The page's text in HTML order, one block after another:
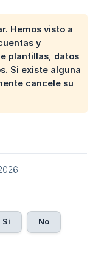
Hemos visto a
y
plantillas, datos
Si existe alguna
cancele su
Sí No